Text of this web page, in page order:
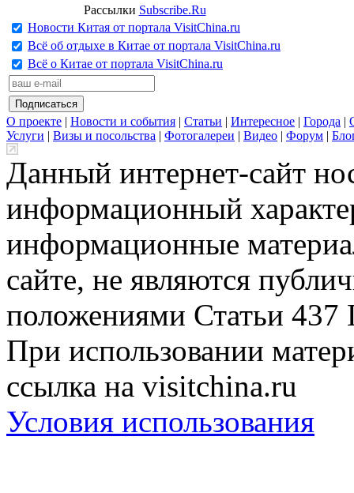
Рассылки Subscribe.Ru
Новости Китая от портала VisitChina.ru
Всё об отдыхе в Китае от портала VisitChina.ru
Всё о Китае от портала VisitChina.ru
О проекте | Новости и события | Статьи | Интересное | Города |
Услуги | Визы и посольства | Фотогалереи | Видео | Форум |
Данный интернет-сайт
информационный
информационные
сайте, не являются
положениями Статьи 437
При использовании
ссылка на visitchina.ru
Условия использования